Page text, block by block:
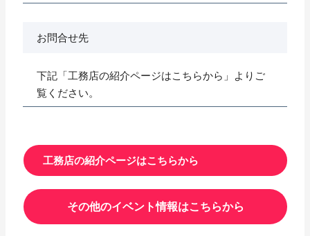
お問合せ先
下記「工務店の紹介ページはこちらから」よりご
覧ください。
工務店の紹介ページはこちらから
その他のイベント情報はこちらから